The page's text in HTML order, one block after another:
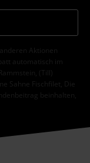
Aktionen
automatisch im
(Till)
Sahne Fischfilet, Die
beinhalten,